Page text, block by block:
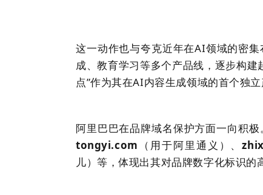
这一动作也与夸克近年在AI领域的密
成、教育学习等多个产品线，逐步构
点”作为其在AI内容生成领域的首个独
阿里巴巴在品牌域名保护方面一向积
tongyi.com （用于阿里通义）、
儿）等，体现出其对品牌数字化标识的